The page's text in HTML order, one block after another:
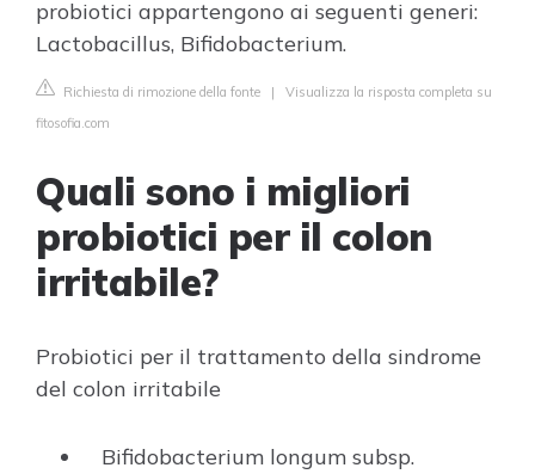
probiotici appartengono ai seguenti generi:
Lactobacillus, Bifidobacterium.
Richiesta di rimozione della fonte | Visualizza la risposta completa su
fitosofia.com
Quali sono i migliori
probiotici per il colon
irritabile?
Probiotici per il trattamento della sindrome
del colon irritabile
Bifidobacterium longum subsp.